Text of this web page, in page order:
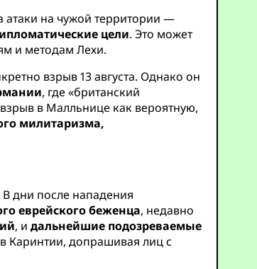
атаки на чужой территории —
цели. Это может
и методам Лехи.
взрыв 13 августа. Однако он
, где «британский
в Малльнице как вероятную,
милитаризма,
дни после нападения
еврейского беженца, недавно
, идальнейшие подозреваемые
Каринтии, допрашивая лиц с